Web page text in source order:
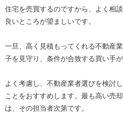
住宅を売買するのですから、よく相
良いところが望ましいです。
一旦、高く見積もってくれる不動産
子を見守り、条件が合致する買い手
よく考慮し、不動産業者選びを検討
ことをおすすめします。最も高い売
は、その担当者次第です。